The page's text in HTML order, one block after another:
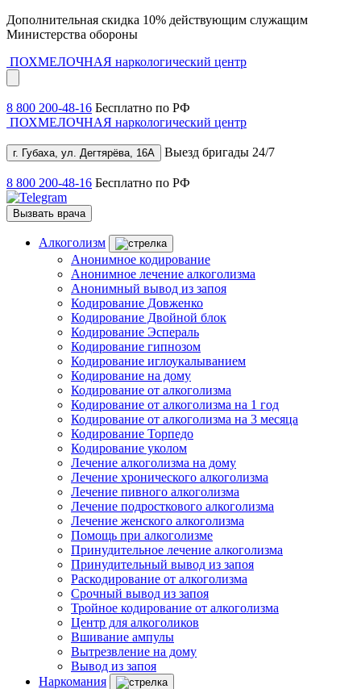
Дополнительная скидка 10% действующим служащим
Министерства обороны
ПОХМЕЛОЧНАЯ наркологический центр
8 800 200-48-16 Бесплатно по РФ
ПОХМЕЛОЧНАЯ наркологический центр
г. Губаха, ул. Дегтярёва, 16А Выезд бригады 24/7
8 800 200-48-16 Бесплатно по РФ
Вызвать врача
Алкоголизм
Анонимное кодирование
Анонимное лечение алкоголизма
Анонимный вывод из запоя
Кодирование Довженко
Кодирование Двойной блок
Кодирование Эспераль
Кодирование гипнозом
Кодирование иглоукалыванием
Кодирование на дому
Кодирование от алкоголизма
Кодирование от алкоголизма на 1 год
Кодирование от алкоголизма на 3 месяца
Кодирование Торпедо
Кодирование уколом
Лечение алкоголизма на дому
Лечение хронического алкоголизма
Лечение пивного алкоголизма
Лечение подросткового алкоголизма
Лечение женского алкоголизма
Помощь при алкоголизме
Принудительное лечение алкоголизма
Принудительный вывод из запоя
Раскодирование от алкоголизма
Срочный вывод из запоя
Тройное кодирование от алкоголизма
Центр для алкоголиков
Вшивание ампулы
Вытрезвление на дому
Вывод из запоя
Наркомания